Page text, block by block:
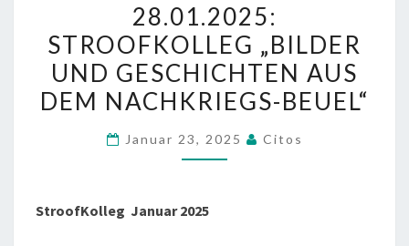
8
0
1
2
5
28.01.2025:
STROOFKOLLEG „BILDER
UND GESCHICHTEN AUS
DEM NACHKRIEGS-BEUEL“
Januar 23, 2025 Citos
StroofKolleg Januar 2025